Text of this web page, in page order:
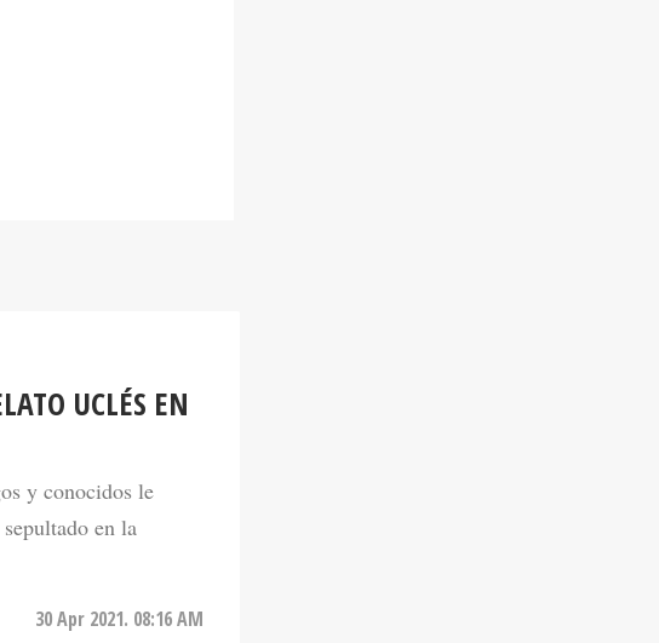
UCLÉS EN
y conocidos le
en la
30 Apr 2021. 08:16 AM